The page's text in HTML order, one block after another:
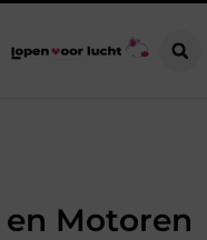
en Motoren